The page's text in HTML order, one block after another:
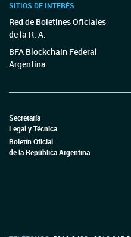
SITIOS DE INTERÉS
Red de Boletines Oficiales
de la R. A.
BFA Blockchain Federal
Argentina
Secretaría
Legal y Técnica
Boletín Oficial
de la República Argentina